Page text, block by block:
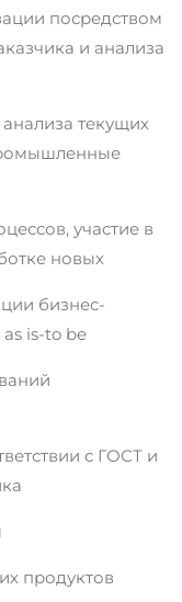
посредством
и анализа
текущих
участие в
новых
бизнес-
is-to be
с ГОСТ и
продуктов